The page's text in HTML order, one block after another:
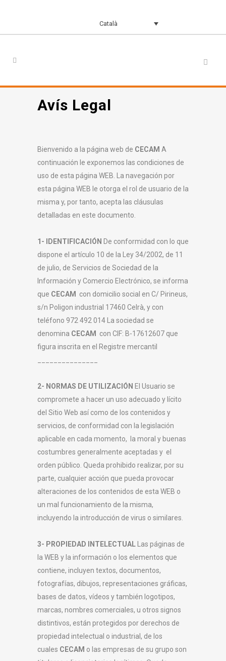
Català
Avís Legal
Bienvenido a la página web de CECAM A
continuación le exponemos las condiciones de
uso de esta página WEB. La navegación por
esta página WEB le otorga el rol de usuario de la
misma y, por tanto, acepta las cláusulas
detalladas en este documento.
1- IDENTIFICACIÓN De conformidad con lo que
dispone el artículo 10 de la Ley 34/2002, de 11
de julio, de Servicios de Sociedad de la
Información y Comercio Electrónico, se informa
que CECAM con domicilio social en C/ Pirineus,
s/n Poligon industrial 17460 Celrà, y con
teléfono 972 492 014 La sociedad se
denomina CECAM con CIF: B-17612607 que
figura inscrita en el Registre mercantil
2- NORMAS DE UTILIZACIÓN El Usuario se
compromete a hacer un uso adecuado y lícito
del Sitio Web así como de los contenidos y
servicios, de conformidad con la legislación
aplicable en cada momento, la moral y buenas
costumbres generalmente aceptadas y el
orden público. Queda prohibido realizar, por su
parte, cualquier acción que pueda provocar
alteraciones de los contenidos de esta WEB o
un mal funcionamiento de la misma,
incluyendo la introducción de virus o similares.
3- PROPIEDAD INTELECTUAL Las páginas de
la WEB y la información o los elementos que
contiene, incluyen textos, documentos,
fotografías, dibujos, representaciones gráficas,
bases de datos, vídeos y también logotipos,
marcas, nombres comerciales, u otros signos
distintivos, están protegidos por derechos de
propiedad intelectual o industrial, de los
cuales CECAM o las empresas de su grupo son